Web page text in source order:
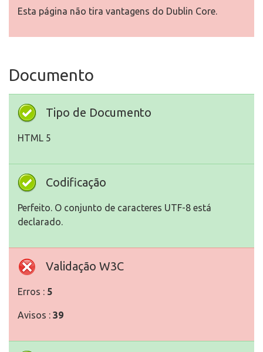
Esta página não tira vantagens do Dublin Core.
Documento
Tipo de Documento
HTML 5
Codificação
Perfeito. O conjunto de caracteres UTF-8 está
declarado.
Validação W3C
Erros : 5
Avisos : 39